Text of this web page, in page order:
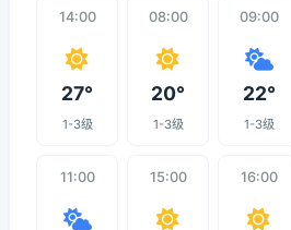
14:00
27°
1-3级
08:00
20°
1-3级
09:00
22°
1-3级
11:00 15:00 16:00